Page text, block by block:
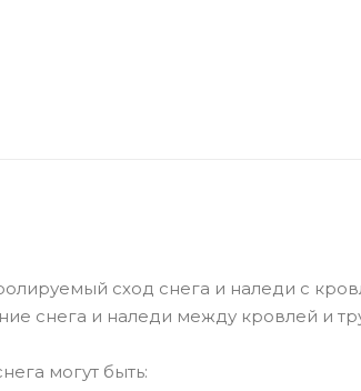
сход снега и наледи с
снега и наледи между кровлей и
могут быть: